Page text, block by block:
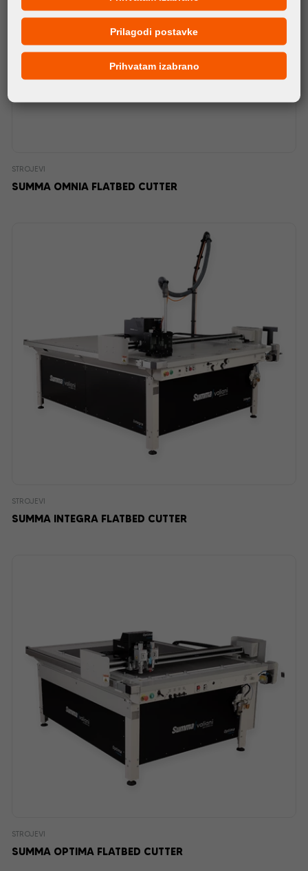
STROJEVI
SUMMA OMNIA FLATBED CUTTER
STROJEVI
SUMMA INTEGRA FLATBED CUTTER
STROJEVI
SUMMA OPTIMA FLATBED CUTTER
Prilagodi postavke
Prihvatam izabrano